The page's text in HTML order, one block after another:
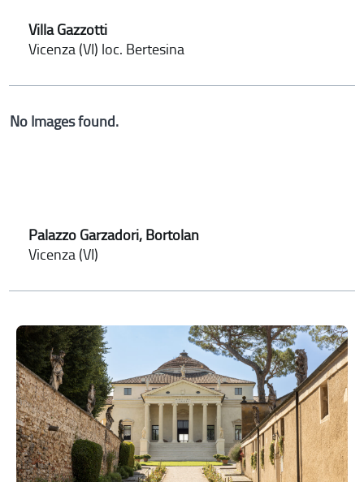
Villa Gazzotti
Vicenza (VI) loc. Bertesina
No Images found.
Palazzo Garzadori, Bortolan
Vicenza (VI)